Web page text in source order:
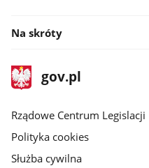
Na skróty
stopka
gov.plStrona
gov.pl
Rządowe Centrum Legislacji
Polityka cookies
Służba cywilna